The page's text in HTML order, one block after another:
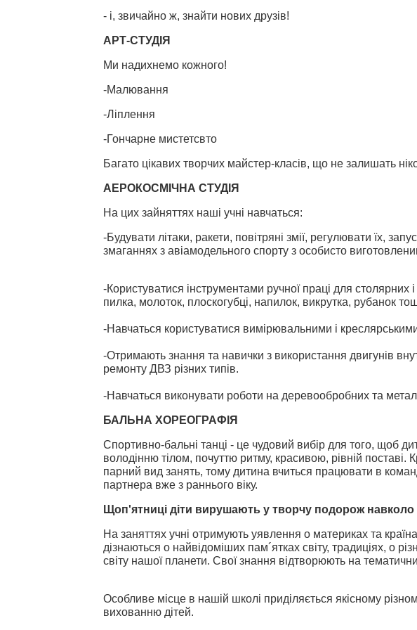
- і, звичайно ж, знайти нових друзів!
АРТ-СТУДІЯ
Ми надихнемо кожного!
-Малювання
-Ліплення
-Гончарне мистетсвто
Багато цікавих творчих майстер-класів, що не залишать
АЕРОКОСМІЧНА СТУДІЯ
На цих зайняттях наші учні навчаться:
-Будувати літаки, ракети, повітряні змії, регулювати їх,
змаганнях з авіамодельного спорту з особисто
-Користуватися інструментами ручної праці для столярних
пилка, молоток, плоскогубці, напилок, викрутка, рубанок
-Навчаться користуватися вимірювальними і
-Отримають знання та навички з використання двигунів
ремонту ДВЗ різних типів.
-Навчаться виконувати роботи на деревообробних та
БАЛЬНА ХОРЕОГРАФІЯ
Спортивно-бальні танці - це чудовий вибір для того, щоб
володінню тілом, почуттю ритму, красивою, рівній поставі.
парний вид занять, тому дитина вчиться працювати в
партнера вже з раннього віку.
Щоп'ятниці діти вирушають у творчу подорож навколо
На заняттях учні отримують уявлення о материках та
дізнаються о найвідоміших пам´ятках світу, традиціях, о
світу нашої планети. Свої знання відтворюють на
Особливе місце в нашій школі приділяється якісному
вихованню дітей.